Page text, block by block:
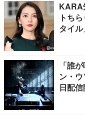
KARA
トち
タイ
「誰
ン・
日配